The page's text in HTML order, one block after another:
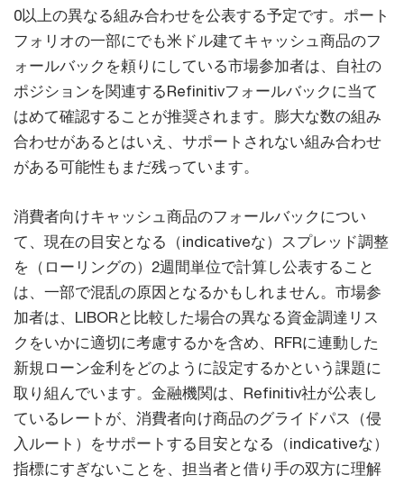
0以上の異なる組み合わせを公表する予定です。ポート
フォリオの一部にでも米ドル建てキャッシュ商品のフ
ォールバックを頼りにしている市場参加者は、自社の
ポジションを関連するRefinitivフォールバックに当て
はめて確認することが推奨されます。膨大な数の組み
合わせがあるとはいえ、サポートされない組み合わせ
がある可能性もまだ残っています。
消費者向けキャッシュ商品のフォールバックについ
て、現在の目安となる（indicativeな）スプレッド調整
を（ローリングの）2週間単位で計算し公表すること
は、一部で混乱の原因となるかもしれません。市場参
加者は、LIBORと比較した場合の異なる資金調達リス
クをいかに適切に考慮するかを含め、RFRに連動した
新規ローン金利をどのように設定するかという課題に
取り組んでいます。金融機関は、Refinitiv社が公表し
ているレートが、消費者向け商品のグライドパス（侵
入ルート）をサポートする目安となる（indicativeな）
指標にすぎないことを、担当者と借り手の双方に理解